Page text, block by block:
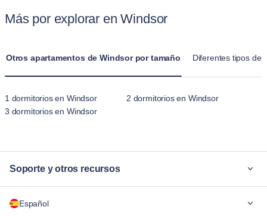
Más por explorar en Windsor
Otros apartamentos de Windsor por tamaño Diferentes tipos de
1 dormitorios en Windsor
2 dormitorios en Windsor
3 dormitorios en Windsor
Soporte y otros recursos
Para las empresas
Español